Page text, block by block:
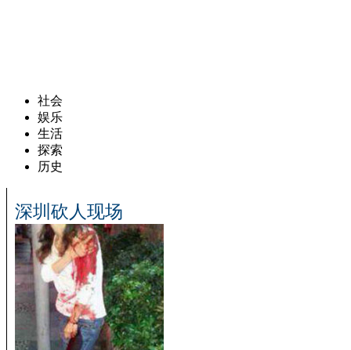
社会
娱乐
生活
探索
历史
深圳砍人现场